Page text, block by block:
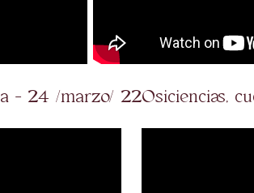
- 24 /marzo/ 22Osiciencias,